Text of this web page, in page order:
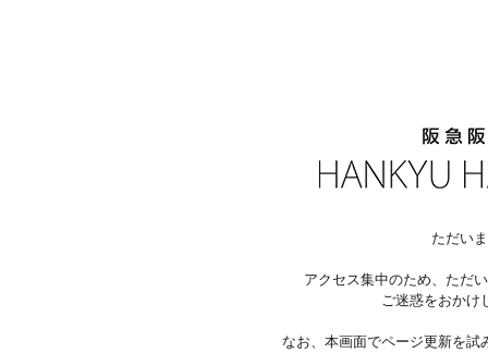
ただい
アクセス集中のため、ただ
ご迷惑をおかけ
なお、本画面でページ更新を